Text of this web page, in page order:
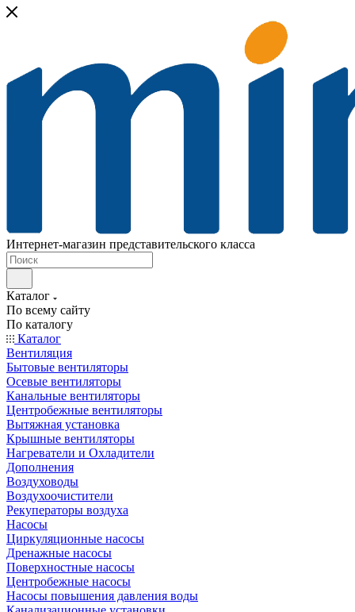
Интернет-магазин представительского класса
Каталог
По всему сайту
По каталогу
Каталог
Вентиляция
Бытовые вентиляторы
Осевые вентиляторы
Канальные вентиляторы
Центробежные вентиляторы
Вытяжная установка
Крышные вентиляторы
Нагреватели и Охладители
Дополнения
Воздуховоды
Воздухоочистители
Рекуператоры воздуха
Насосы
Циркуляционные насосы
Дренажные насосы
Поверхностные насосы
Центробежные насосы
Насосы повышения давления воды